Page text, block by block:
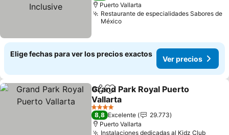
Puerto Vallarta
Restaurante de especialidades Sabores de
México
Elige fechas para ver los precios exactos
Ver precios
CompartirAgregar a favoritos
Grand Park Royal Puerto
Vallarta
4 Estrellas
8,8 Excelente
29.773
Puerto Vallarta
Instalaciones dedicadas al Kidz Club